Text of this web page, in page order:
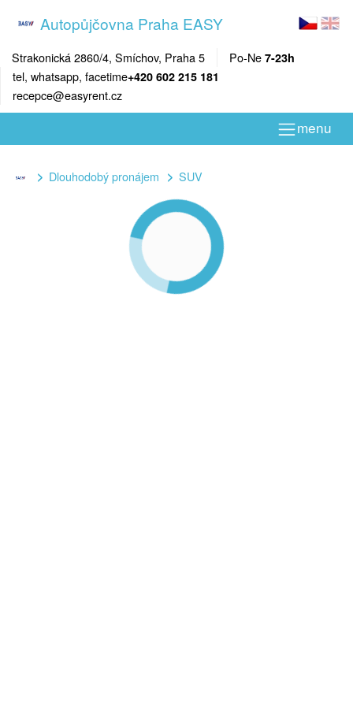
Autopůjčovna Praha EASY
Strakonická 2860/4, Smíchov, Praha 5 Po-Ne 7-23h
tel, whatsapp, facetime+420 602 215 181
recepce@easyrent.cz
menu
Dlouhodobý pronájem SUV